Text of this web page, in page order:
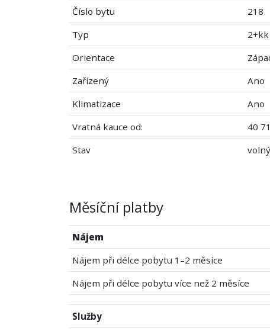
Číslo bytu
218
Typ
2+kk
Orientace
Zařízený
Ano
Klimatizace
Ano
Vratná kauce od:
40
Stav
volný
Měsíční platby
Nájem
Nájem při délce pobytu 1–2 měsíce
Nájem při délce pobytu více než 2 měsíce
Služby